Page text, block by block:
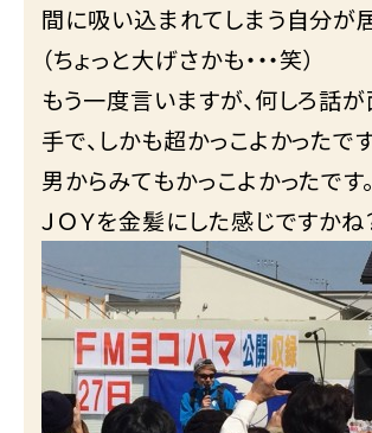
間に吸い込まれてしまう自分が
（ちょっと大げさかも・・・笑）
もう一度言いますが、何しろ話が
手で、しかも超かっこよかったです
男からみてもかっこよかったです
ＪＯＹを金髪にした感じですかね